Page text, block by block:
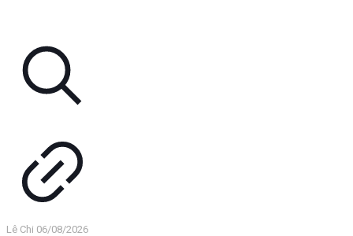
Lê Chi 06/08/2026